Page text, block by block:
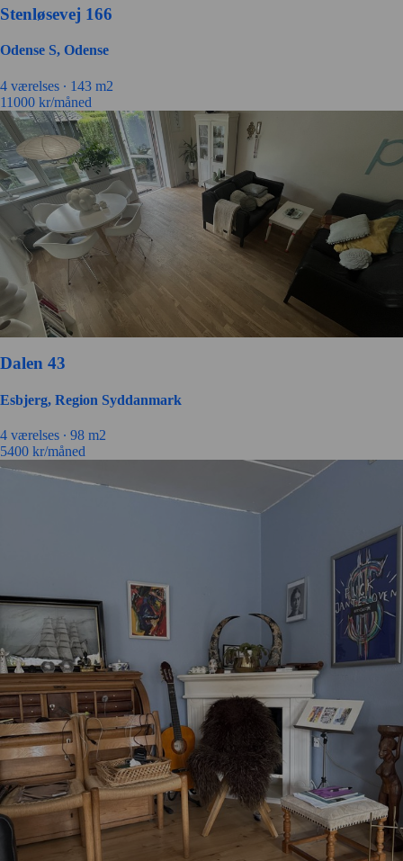
Stenløsevej 166
Odense S, Odense
4 værelses ∙ 143 m2
11000 kr/måned
Dalen 43
Esbjerg, Region Syddanmark
4 værelses ∙ 98 m2
5400 kr/måned